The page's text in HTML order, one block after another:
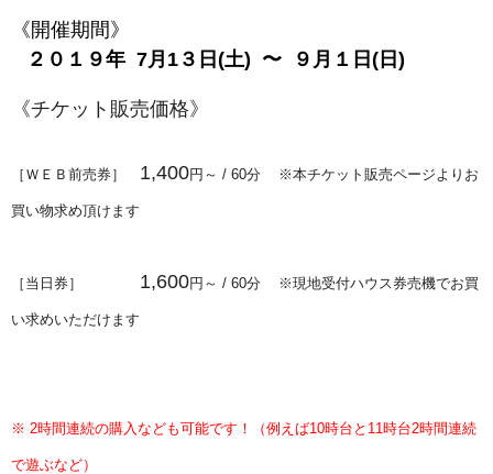
《開催期間》
２０１９年 7月1３日(土) 〜 ９月１日(日)
《チケット販売価格》
［ＷＥＢ前売券］ 1,400円～ / 60分 ※本チケット販売ページよりお
買い物求め頂けます
［当日券］ 1,600円～ / 60分 ※現地受付ハウス券売機でお買
い求めいただけます
※ 2時間連続の購入なども可能です！（例えば10時台と11時台2時間連続
で遊ぶなど）